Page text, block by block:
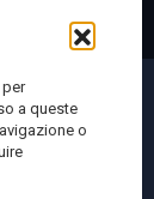
a queste
o